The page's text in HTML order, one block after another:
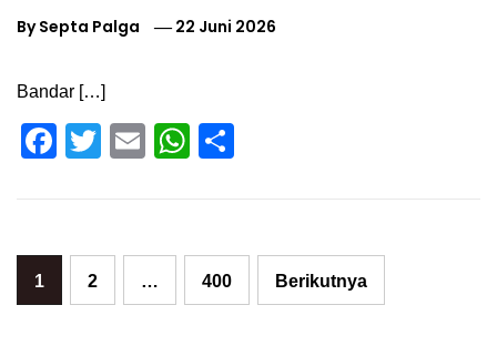
BySepta Palga 22 Juni 2026
Bandar […]
Facebook
Twitter
EmailWhatsApp
Paginasi
pos
1 2 … 400 Berikutnya